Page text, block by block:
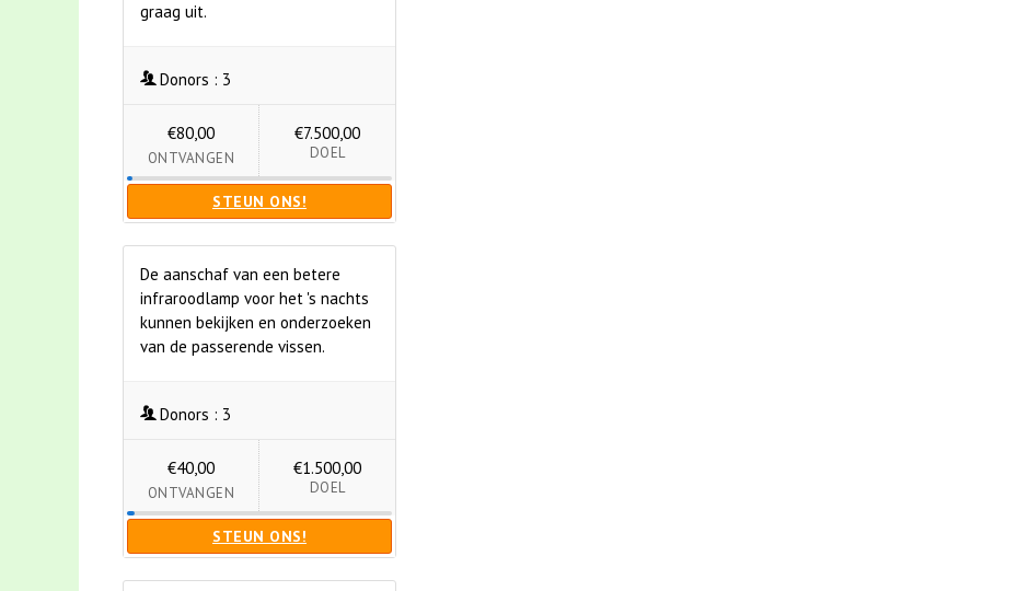
graag uit.
Donors : 3
€80,00
ONTVANGEN
€7.500,00
DOEL
STEUN ONS!
De aanschaf van een betere
infraroodlamp voor het 's nachts
kunnen bekijken en onderzoeken
van de passerende vissen.
Donors : 3
€40,00
ONTVANGEN
€1.500,00
DOEL
STEUN ONS!